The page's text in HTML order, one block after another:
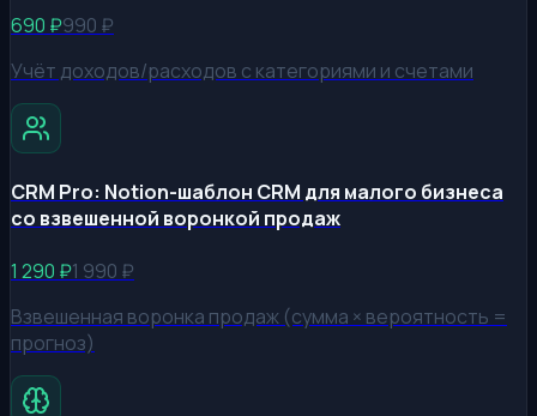
690 ₽990 ₽
Учёт доходов/расходов с категориями и счетами
CRM Pro: Notion-шаблон CRM для малого бизнеса
со взвешенной воронкой продаж
1 290 ₽1 990 ₽
Взвешенная воронка продаж (сумма × вероятность =
прогноз)